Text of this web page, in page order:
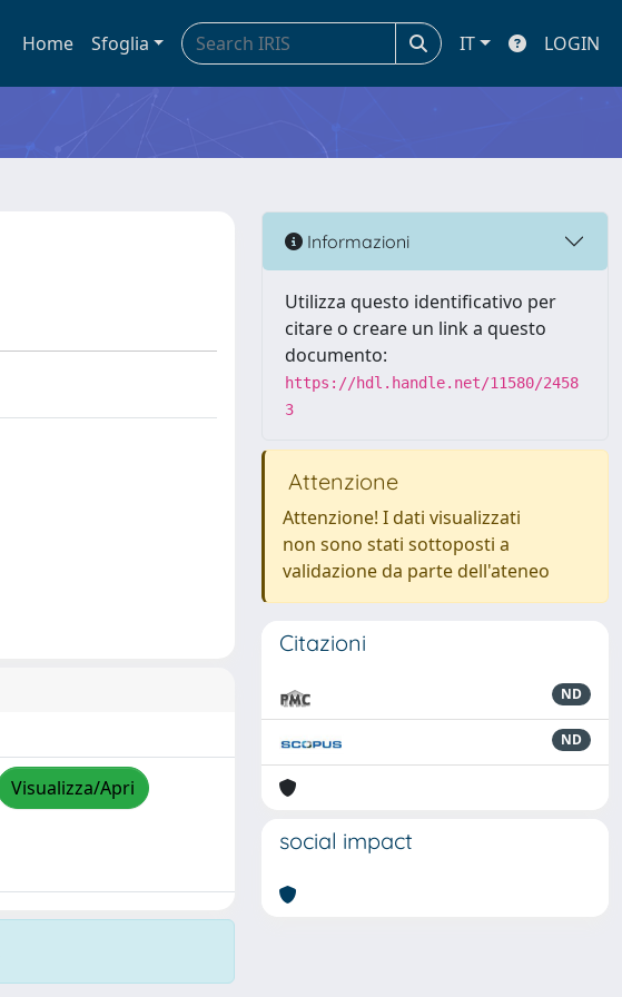
Home Sfoglia IT LOGIN
Visualizza/Apri
Informazioni
Utilizza questo identificativo per
citare o creare un link a questo
documento:
https://hdl.handle.net/11580/2458
3
Attenzione
Attenzione! I dati visualizzati
non sono stati sottoposti a
validazione da parte dell'ateneo
Citazioni
ND
ND
social impact